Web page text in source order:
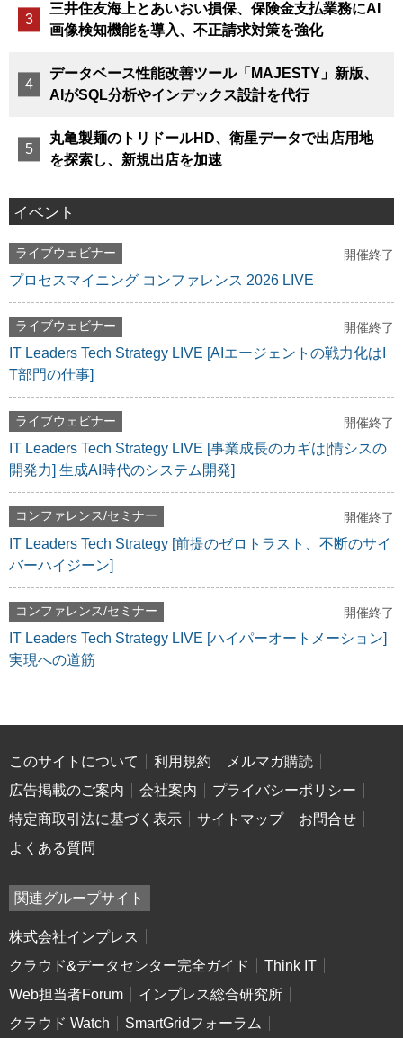
三井住友海上とあいおい損保、保険金支払業務にAI
画像検知機能を導入、不正請求対策を強化
データベース性能改善ツール「MAJESTY」新版、
AIがSQL分析やインデックス設計を代行
丸亀製麺のトリドールHD、衛星データで出店用地
を探索し、新規出店を加速
イベント
ライブウェビナー 開催終了
プロセスマイニング コンファレンス 2026 LIVE
ライブウェビナー 開催終了
IT Leaders Tech Strategy LIVE [AIエージェントの戦力化はI
T部門の仕事]
ライブウェビナー 開催終了
IT Leaders Tech Strategy LIVE [事業成長のカギは[情シスの
開発力] 生成AI時代のシステム開発]
コンファレンス/セミナー 開催終了
IT Leaders Tech Strategy [前提のゼロトラスト、不断のサイ
バーハイジーン]
コンファレンス/セミナー 開催終了
IT Leaders Tech Strategy LIVE [ハイパーオートメーション]
実現への道筋
このサイトについて 利用規約
メルマガ購読
広告掲載のご案内
会社案内
プライバシーポリシー
特定商取引法に基づく表示
サイトマップ
お問合せ
よくある質問
関連グループサイト
株式会社インプレス
クラウド&データセンター完全ガイド
Think IT
Web担当者Forum
インプレス総合研究所
クラウド Watch
SmartGridフォーラム